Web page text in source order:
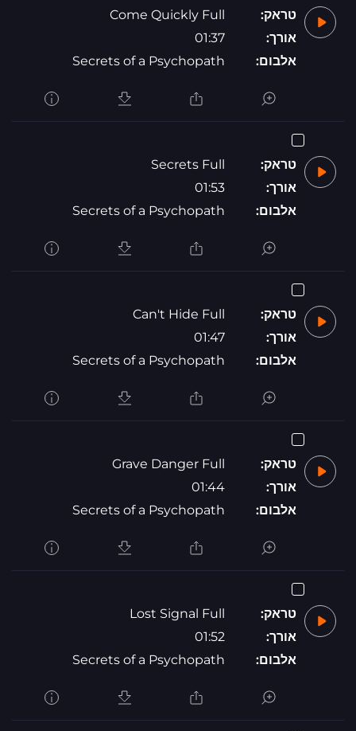
טראק:
Come Quickly Full
אורך:
01:37
אלבום:
Secrets of a Psychopath
טראק:
Secrets Full
אורך:
01:53
אלבום:
Secrets of a Psychopath
טראק:
Can't Hide Full
אורך:
01:47
אלבום:
Secrets of a Psychopath
טראק:
Grave Danger Full
אורך:
01:44
אלבום:
Secrets of a Psychopath
טראק:
Lost Signal Full
אורך:
01:52
אלבום:
Secrets of a Psychopath